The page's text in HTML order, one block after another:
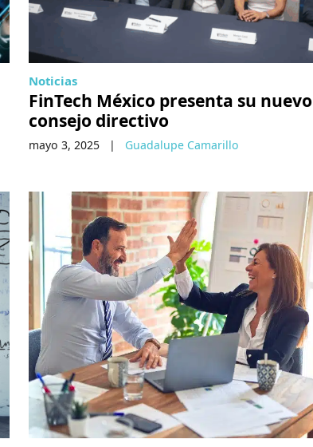
Noticias
FinTech México presenta su nuevo
consejo directivo
mayo 3, 2025 | Guadalupe Camarillo